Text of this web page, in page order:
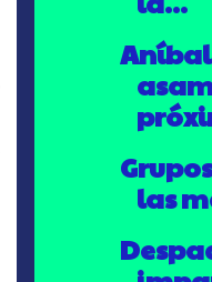
las